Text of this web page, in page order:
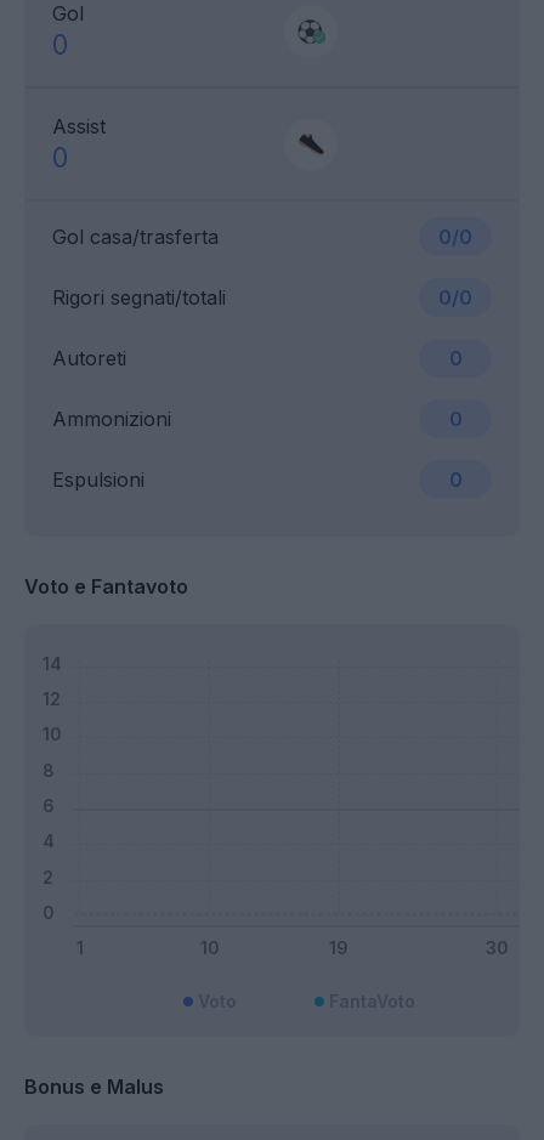
Gol
0
Assist
0
Gol casa/trasferta 0/0
Ammonizioni 0
Rigori segnati/totali 0/0
Espulsioni 0
Autoreti 0
Voto e Fantavoto
Bonus e Malus